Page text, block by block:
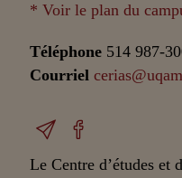
* Voir le plan du
Téléphone 514 987-
Courriel
Le Centre d’études et